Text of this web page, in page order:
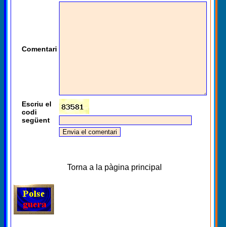
Comentari
Escriu el
codi
següent
Torna a la pàgina principal